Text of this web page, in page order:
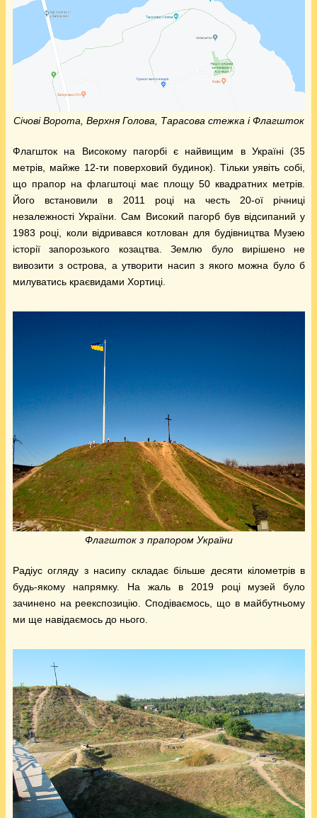
Січові Ворота, Верхня Голова, Тарасова стежка і Флагшток
Флагшток на Високому пагорбі є найвищим в Україні (35
метрів, майже 12-ти поверховий будинок). Тільки уявіть собі,
що прапор на флагштоці має площу 50 квадратних метрів.
Його встановили в 2011 році на честь 20-ої річниці
незалежності України. Сам Високий пагорб був відсипаний у
1983 році, коли відривався котлован для будівництва Музею
історії запорозького козацтва. Землю було вирішено не
вивозити з острова, а утворити насип з якого можна було б
милуватись краєвидами Хортиці.
Флагшток з прапором України
Радіус огляду з насипу складає більше десяти кілометрів в
будь-якому напрямку. На жаль в 2019 році музей було
зачинено на реекспозицію. Сподіваємось, що в майбутньому
ми ще навідаємось до нього.